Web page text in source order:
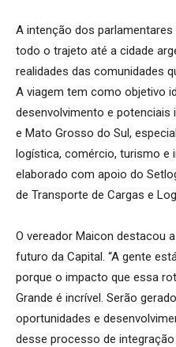
A intenção dos
todo o trajeto até a cidade
realidades das comunidades
A viagem tem como objetivo
desenvolvimento e potenciais
e Mato Grosso do Sul,
logística, comércio, turismo e
elaborado com apoio do
de Transporte de Cargas e
O vereador Maicon destacou
futuro da Capital. “A gente
porque o impacto que essa
Grande é incrível. Serão
oportunidades e
desse processo de